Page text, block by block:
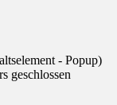
- Popup)
geschlossen